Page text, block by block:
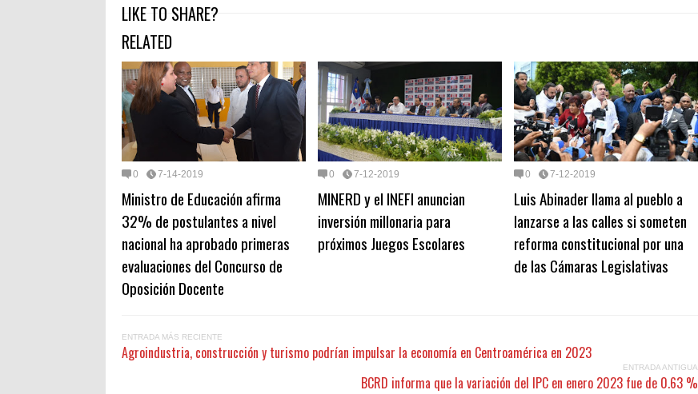
LIKE TO SHARE?
RELATED
0 7-14-2019
Ministro de Educación afirma
32% de postulantes a nivel
nacional ha aprobado primeras
evaluaciones del Concurso de
Oposición Docente
0 7-12-2019
MINERD y el INEFI anuncian
inversión millonaria para
próximos Juegos Escolares
0 7-12-2019
Luis Abinader llama al pueblo a
lanzarse a las calles si someten
reforma constitucional por una
de las Cámaras Legislativas
ENTRADA MÁS RECIENTE
Agroindustria, construcción y turismo podrían impulsar la economía en Centroamérica en 2023
ENTRADA ANTIGUA
BCRD informa que la variación del IPC en enero 2023 fue de 0.63 %